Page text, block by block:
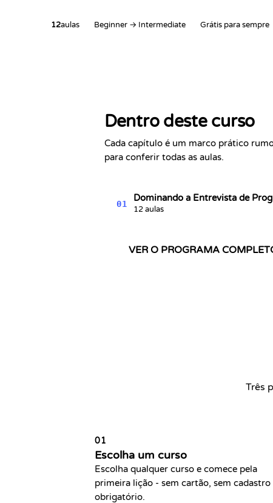
12aulas Beginner → Intermediate Grátis para sempre
Dentro deste curso
Cada capítulo é um marco prático
para conferir todas as aulas.
01
Dominando a Entrevista de
12 aulas
VER O PROGRAMA
Três
01
Escolha um curso
Escolha qualquer curso e comece pela
primeira lição - sem cartão, sem cadastro
obrigatório.